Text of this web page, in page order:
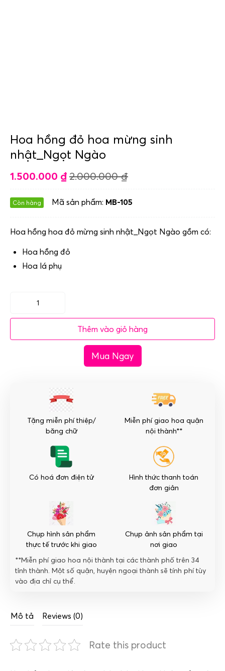
Hoa hồng đỏ hoa mừng sinh
nhật_Ngọt Ngào
1.500.000 ₫ 2.000.000₫
Còn hàng Mã sản phẩm: MB-105
Hoa hồng hoa đỏ mừng sinh nhật_Ngọt Ngào gồm có:
Hoa hồng đỏ
Hoa lá phụ
Hoa
hồng
lượng
Thêm vào giỏ hàng
Mua Ngay
Tặng miễn phí thiệp/
băng chữ
Miễn phí giao hoa quận
nội thành**
Có hoá đơn điện tử
Hình thức thanh toán
đơn giản
Chụp hình sản phẩm
thực tế trước khi giao
Chụp ảnh sản phẩm tại
nơi giao
**Miễn phí giao hoa nội thành tại các thành phố trên 34
tỉnh thành. Một số quận, huyện ngoại thành sẽ tính phí tùy
vào địa chỉ cụ thể.
Mô tả Reviews (0)
Rate this product